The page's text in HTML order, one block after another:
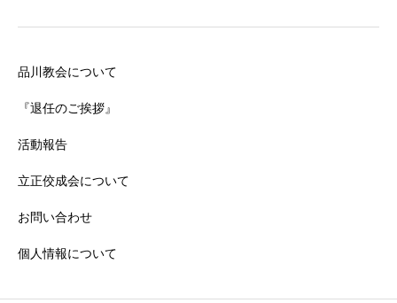
品川教会について
『退任のご挨拶』
活動報告
立正佼成会について
お問い合わせ
個人情報について